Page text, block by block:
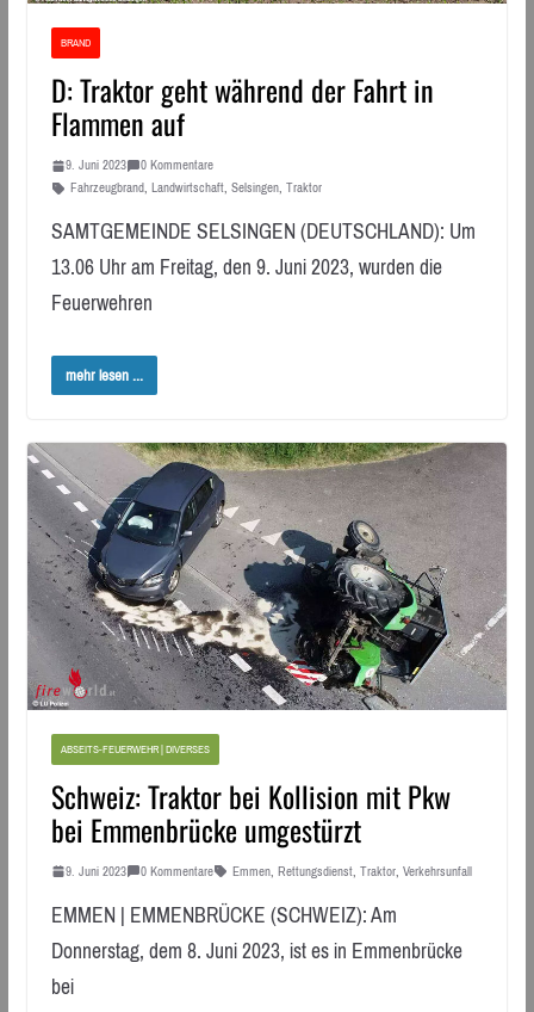
BRAND
D: Traktor geht während der Fahrt in
Flammen auf
9. Juni 2023
0 Kommentare
Fahrzeugbrand, Landwirtschaft, Selsingen, Traktor
SAMTGEMEINDE SELSINGEN (DEUTSCHLAND): Um
13.06 Uhr am Freitag, den 9. Juni 2023, wurden die
Feuerwehren
mehr lesen ...
ABSEITS-FEUERWEHR | DIVERSES
Schweiz: Traktor bei Kollision mit Pkw
bei Emmenbrücke umgestürzt
9. Juni 2023 0 Kommentare Emmen, Rettungsdienst, Traktor, Verkehrsunfall
EMMEN | EMMENBRÜCKE (SCHWEIZ): Am
Donnerstag, dem 8. Juni 2023, ist es in Emmenbrücke
bei